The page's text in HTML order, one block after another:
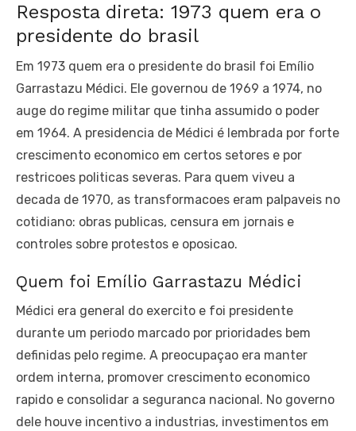
Resposta direta: 1973 quem era o
presidente do brasil
Em 1973 quem era o presidente do brasil foi Emílio
Garrastazu Médici. Ele governou de 1969 a 1974, no
auge do regime militar que tinha assumido o poder
em 1964. A presidencia de Médici é lembrada por forte
crescimento economico em certos setores e por
restricoes politicas severas. Para quem viveu a
decada de 1970, as transformacoes eram palpaveis no
cotidiano: obras publicas, censura em jornais e
controles sobre protestos e oposicao.
Quem foi Emílio Garrastazu Médici
Médici era general do exercito e foi presidente
durante um periodo marcado por prioridades bem
definidas pelo regime. A preocupaçao era manter
ordem interna, promover crescimento economico
rapido e consolidar a seguranca nacional. No governo
dele houve incentivo a industrias, investimentos em